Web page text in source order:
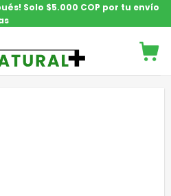
Solo $5.000 COP por tu envío